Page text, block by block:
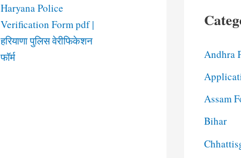
Haryana Police
Verification Form pdf |
हरियाणा पुलिस वेरीफिकेशन
फॉर्म
Andhra
Assam
Bihar